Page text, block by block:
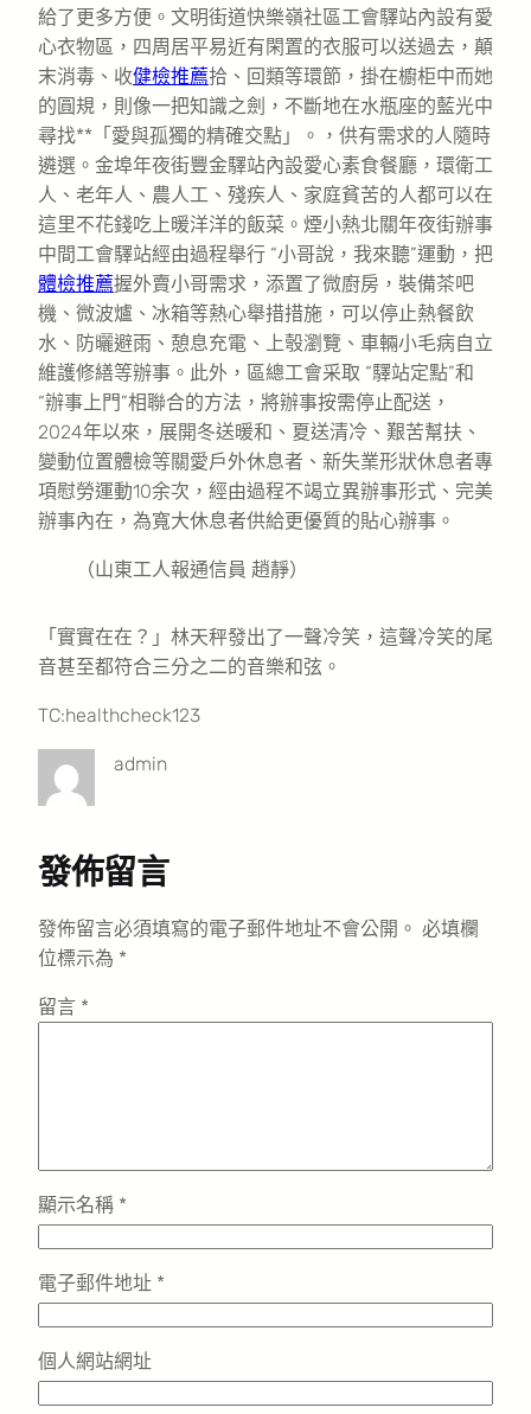
給了更多方便。文明街道快樂嶺社區工會驛站內設有愛
心衣物區，四周居平易近有閑置的衣服可以送過去，顛
末消毒、收健檢推薦拾、回類等環節，掛在櫥柜中而她
的圓規，則像一把知識之劍，不斷地在水瓶座的藍光中
尋找**「愛與孤獨的精確交點」。，供有需求的人隨時
遴選。金埠年夜街豐金驛站內設愛心素食餐廳，環衛工
人、老年人、農人工、殘疾人、家庭貧苦的人都可以在
這里不花錢吃上暖洋洋的飯菜。煙小熱北關年夜街辦事
中間工會驛站經由過程舉行 “小哥說，我來聽”運動，把
體檢推薦握外賣小哥需求，添置了微廚房，裝備茶吧
機、微波爐、冰箱等熱心舉措措施，可以停止熱餐飲
水、防曬避雨、憩息充電、上彀瀏覽、車輛小毛病自立
維護修繕等辦事。此外，區總工會采取 “驛站定點”和
“辦事上門”相聯合的方法，將辦事按需停止配送，
2024年以來，展開冬送暖和、夏送清冷、艱苦幫扶、
變動位置體檢等關愛戶外休息者、新失業形狀休息者專
項慰勞運動10余次，經由過程不竭立異辦事形式、完美
辦事內在，為寬大休息者供給更優質的貼心辦事。
（山東工人報通信員 趙靜）
「實實在在？」林天秤發出了一聲冷笑，這聲冷笑的尾
音甚至都符合三分之二的音樂和弦。
TC:healthcheck123
admin
發佈留言
發佈留言必須填寫的電子郵件地址不會公開。 必填欄
位標示為 *
留言 *
顯示名稱 *
電子郵件地址 *
個人網站網址